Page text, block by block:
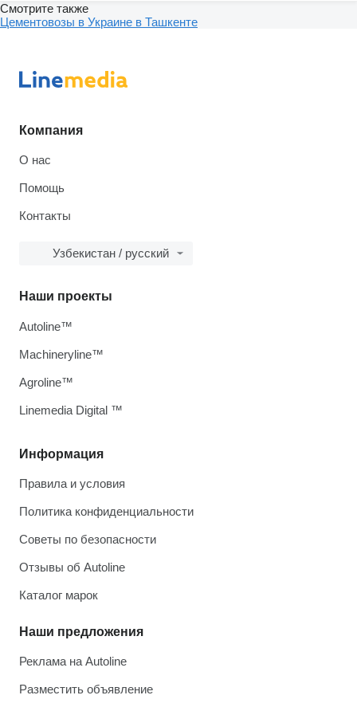
Смотрите также
Цементовозы в Украине в Ташкенте
Компания
О нас
Помощь
Контакты
Узбекистан / русский
Информация
Правила и условия
Политика конфиденциальности
Советы по безопасности
Отзывы об Autoline
Каталог марок
Наши предложения
Реклама на Autoline
Разместить объявление
Наши проекты
Autoline™
Machineryline™
Agroline™
Linemedia Digital ™